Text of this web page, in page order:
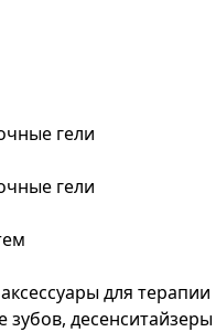
гели
гели
для терапии
зубов, десенситайзеры